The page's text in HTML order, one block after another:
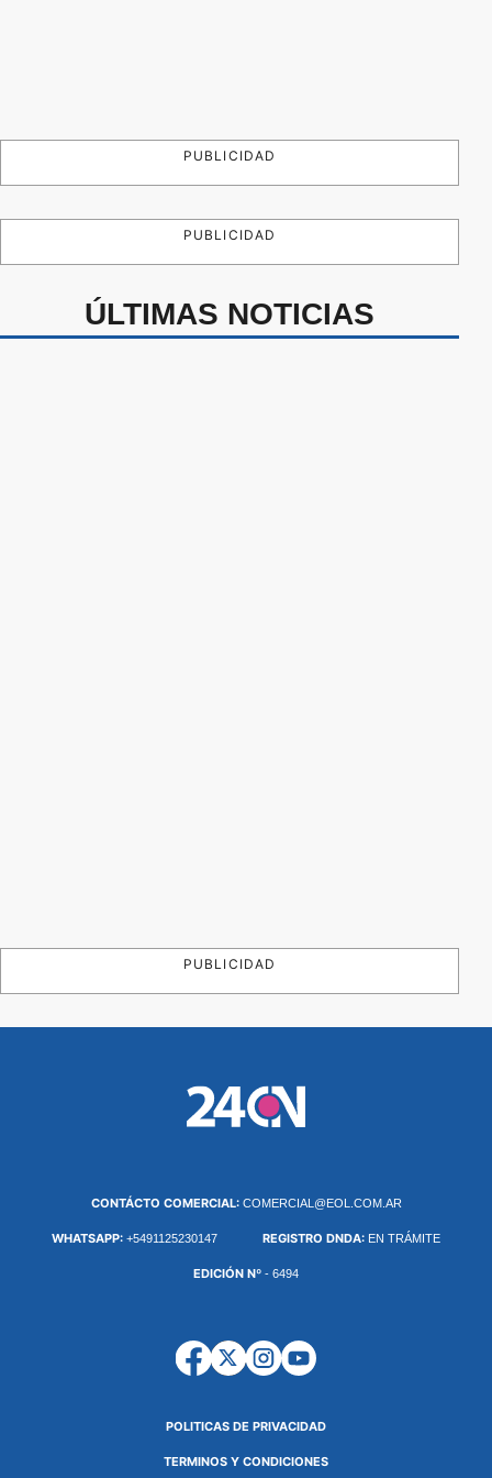
PUBLICIDAD
PUBLICIDAD
ÚLTIMAS NOTICIAS
PUBLICIDAD
CONTÁCTO COMERCIAL: COMERCIAL@EOL.COM.AR
WHATSAPP: +5491125230147 REGISTRO DNDA: EN TRÁMITE
EDICIÓN Nº - 6494
POLITICAS DE PRIVACIDAD
TERMINOS Y CONDICIONES